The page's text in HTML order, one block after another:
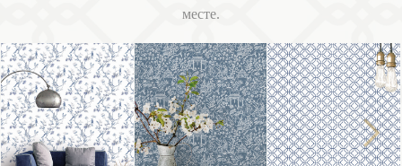
месте.
Previous
Next